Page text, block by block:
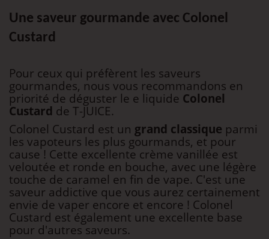
Une saveur gourmande avec Colonel
Custard
Pour ceux qui préfèrent les saveurs
gourmandes, nous vous recommandons en
priorité de déguster le e liquide Colonel
Custard de T-JUICE.
Colonel Custard est un grand classique parmi
les vapoteurs les plus gourmands, et pour
cause ! Cette excellente crème vanillée est
veloutée et ronde en bouche, avec une légère
touche de caramel en fin de vape. C'est une
saveur addictive que vous aurez certainement
envie de vaper encore et encore ! Colonel
Custard est également une excellente base
pour d'autres saveurs.